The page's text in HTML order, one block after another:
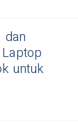
dan
untuk